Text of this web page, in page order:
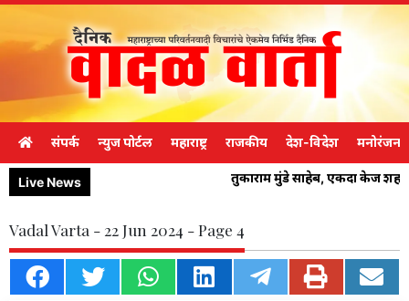
संपर्क न्युज पोर्टल महाराष्ट्र राजकीय देश-विदेश मनोरंजन
Live News तुकाराम मुंडे साहेब, एकदा केज शहर
Vadal Varta - 22 Jun 2024 - Page 4